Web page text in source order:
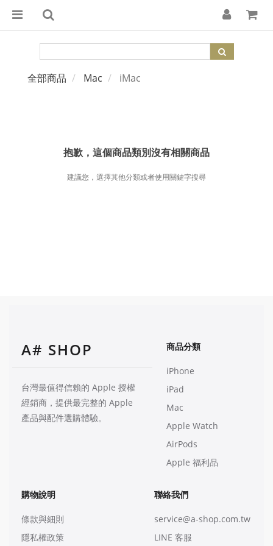
全部商品 Mac iMac
抱歉，這個商品類別沒有相關商品
建議您，選擇其他分類或者使用關鍵字搜尋
A# SHOP
台灣最值得信賴的 Apple 授權
經銷商，提供最完整的 Apple
產品與配件選購體驗。
商品分類
iPhone
iPad
Mac
Apple Watch
AirPods
Apple 福利品
購物說明
條款與細則
隱私權政策
聯絡我們
service@a-shop.com.tw
LINE 客服